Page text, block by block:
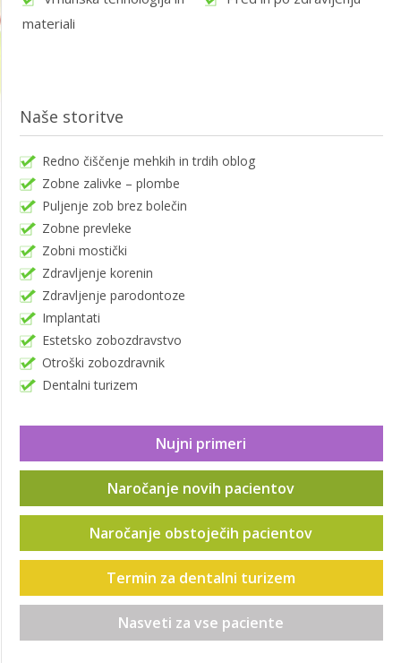
materiali
Naše storitve
Redno čiščenje mehkih in trdih oblog
Zobne zalivke – plombe
Puljenje zob brez bolečin
Zobne prevleke
Zobni mostički
Zdravljenje korenin
Zdravljenje parodontoze
Implantati
Estetsko zobozdravstvo
Otroški zobozdravnik
Dentalni turizem
Nujni primeri
Naročanje novih pacientov
Naročanje obstoječih pacientov
Termin za dentalni turizem
Nasveti za vse paciente